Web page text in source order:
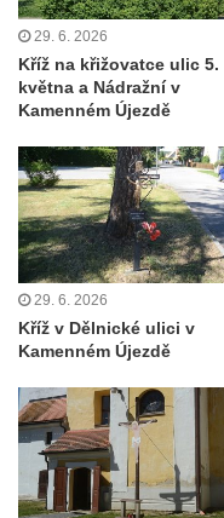
Kříž na náměstí
nad Metují
Kříž před kostelem
Kříž na hřbitově v
Boží muka nad
Antoníčka v Teplicích
Kříž u kostela
Polici nad Metují
Pánův kříž v
Machovský kříž v
Kříž u domu čp. 113
Kříž pod domem čp.
Centrální kříž
29. 6. 2026
Kříž na křižovatce ulic 5.
května a Nádražní v
Kamenném Újezdě
29. 6. 2026
Kříž v Dělnické ulici v
Kamenném Újezdě